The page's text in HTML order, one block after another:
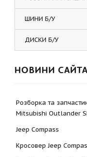
ШИНИ Б/У
ДИСКИ Б/У
НОВИНИ САЙТА
Розборка та
Mitsubishi Outlander
Jeep Compass
Кросовер Jeep